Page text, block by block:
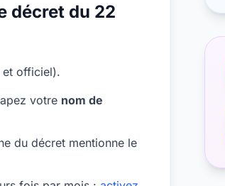
décret du 22
et officiel).
votre nom de
du décret mentionne le